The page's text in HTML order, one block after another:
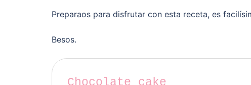
Preparaos para disfrutar con esta receta, es
Besos.
Chocolate cake